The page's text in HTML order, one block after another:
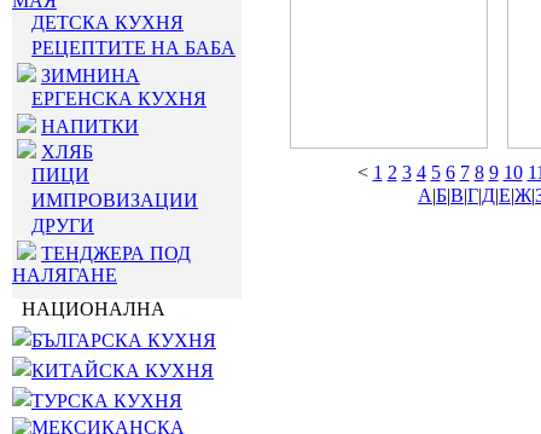
ДЕТСКА КУХНЯ
РЕЦЕПТИТЕ НА БАБА
ЗИМНИНА
ЕРГЕНСКА КУХНЯ
НАПИТКИ
ХЛЯБ
ПИЦИ
ИМПРОВИЗАЦИИ
ДРУГИ
ТЕНДЖЕРА ПОД
НАЛЯГАНЕ
НАЦИОНАЛНА
БЪЛГАРСКА КУХНЯ
КИТАЙСКА КУХНЯ
ТУРСКА КУХНЯ
МЕКСИКАНСКА
< 1 2 3 4 5 6 7 8 9 10
А|Б|В|Г|Д|Е|Ж|